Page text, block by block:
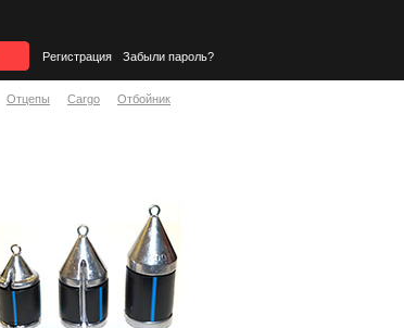
Регистрация Забыли пароль?
Отцепы Cargo Отбойник